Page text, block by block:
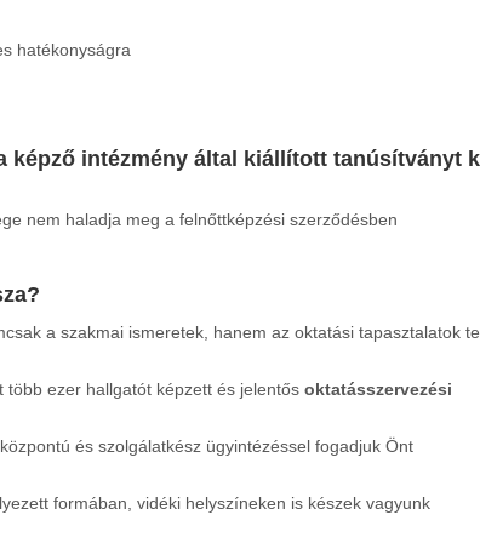
hatékonyságra
képző intézmény által kiállított tanúsítványt
nem haladja meg a felnőttképzési szerződésben
a szakmai ismeretek, hanem az oktatási tapasztalatok
ezer hallgatót képzett és jelentős oktatásszervezési
és szolgálatkész ügyintézéssel fogadjuk Önt
formában, vidéki helyszíneken is készek vagyunk